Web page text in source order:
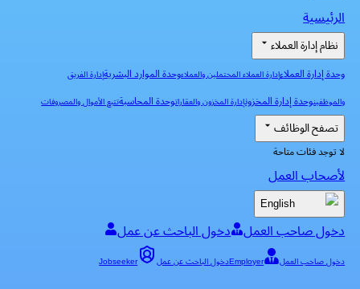
الرئيسية
نظام إدارة العملاء
وحدة إدارة العملاءإدارة العملاء المحتملين والعملاءوحدة الموارد البشريةإدارة الفريق
والموظفينوحدة إدارة المخزونإدارة المخزون والعقاراتوحدة المحاسبةتتبع الأموال والمصروفات
تصفح الوظائف
لا توجد فئات متاحة
لأصحاب العمل
English
دخول صاحب العمل دخول الباحث عن عمل
دخول صاحب العمل Employerدخول الباحث عن عمل Jobseeker